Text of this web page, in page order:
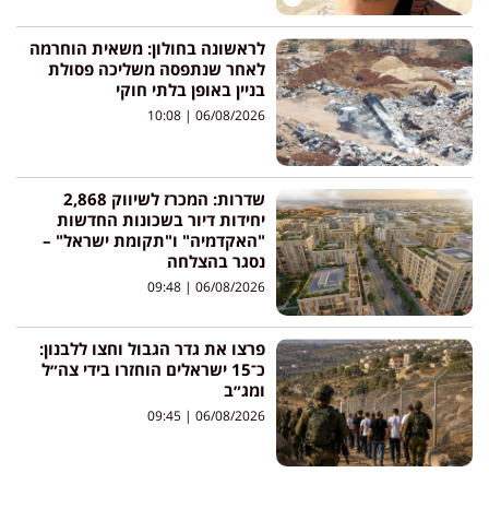
לראשונה בחולון: משאית הוחרמה
לאחר שנתפסה משליכה פסולת
בניין באופן בלתי חוקי
06/08/2026
שדרות: המכרז לשיווק 2,868
יחידות דיור בשכונות החדשות
"האקדמיה" ו"תקומת ישראל" –
נסגר בהצלחה
06/08/2026
פרצו את גדר הגבול וחצו ללבנון:
כ־15 ישראלים הוחזרו בידי צה״ל
ומג״ב
06/08/2026